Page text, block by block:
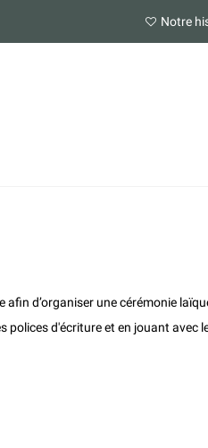
Notre
d’organiser une cérémonie
d'écriture et en jouant avec